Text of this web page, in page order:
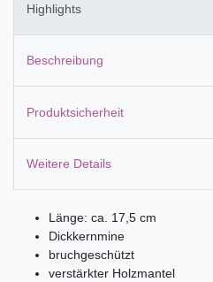
Highlights
Beschreibung
Produktsicherheit
Weitere Details
Länge: ca. 17,5 cm
Dickkernmine
bruchgeschützt
verstärkter Holzmantel